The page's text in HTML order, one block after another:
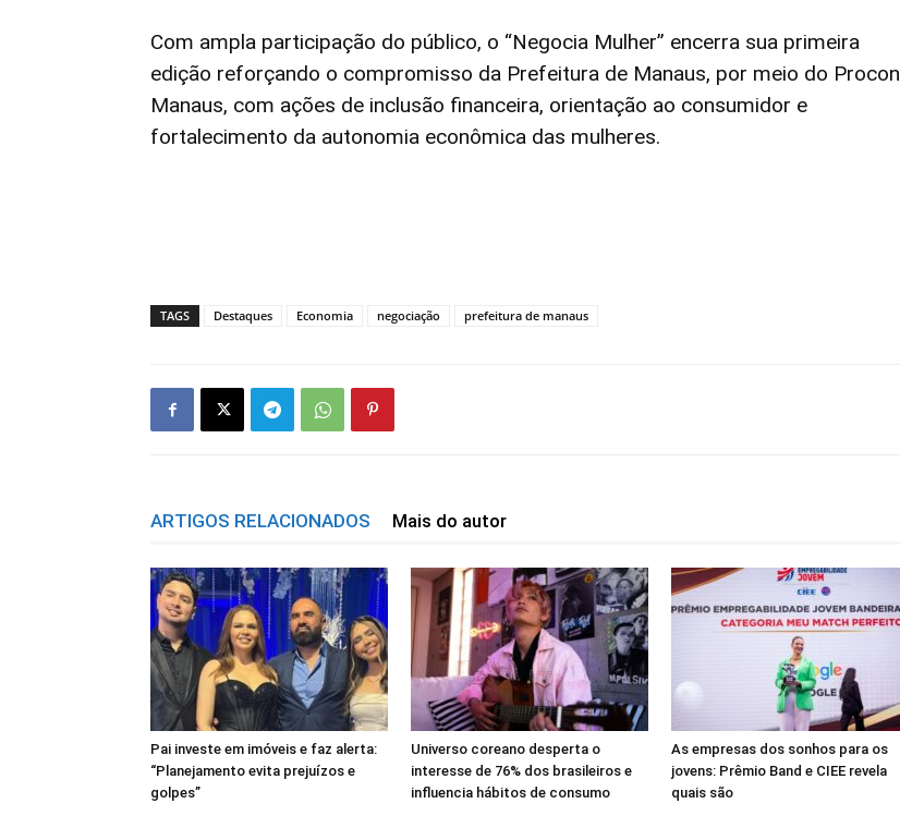
Com ampla participação do público, o “Negocia Mulher” encerra sua primeira
edição reforçando o compromisso da Prefeitura de Manaus, por meio do Procon
Manaus, com ações de inclusão financeira, orientação ao consumidor e
fortalecimento da autonomia econômica das mulheres.
TAGS Destaques Economia negociação prefeitura de manaus
ARTIGOS RELACIONADOS Mais do autor
Pai investe em imóveis e faz alerta:
“Planejamento evita prejuízos e
golpes”
Universo coreano desperta o
interesse de 76% dos brasileiros e
influencia hábitos de consumo
As empresas dos sonhos para os
jovens: Prêmio Band e CIEE revela
quais são